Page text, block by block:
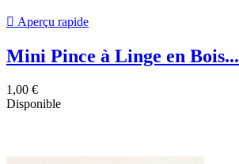
 Aperçu rapide
Mini Pince à Linge en Bois...
1,00 €
Disponible